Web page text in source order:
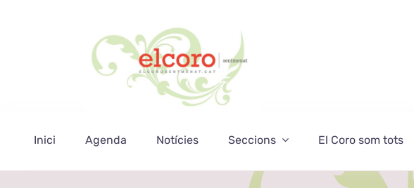
Inici Agenda Notícies Seccions El Coro som tots